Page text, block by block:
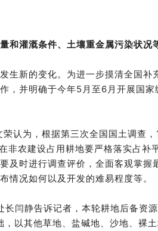
灌溉条件、土壤重金属污染状况
生新的变化。为进一步摸清全国补
，并明确于今年5月至6月开展国
荣认为，根据第三次全国国土调查
非农建设占用耕地要严格落实占补
及时进行调查评价，全面客观掌握
情况如何以及开发的难易程度等。
闫静告诉记者，本轮耕地后备资
以其他草地、盐碱地、沙地、裸